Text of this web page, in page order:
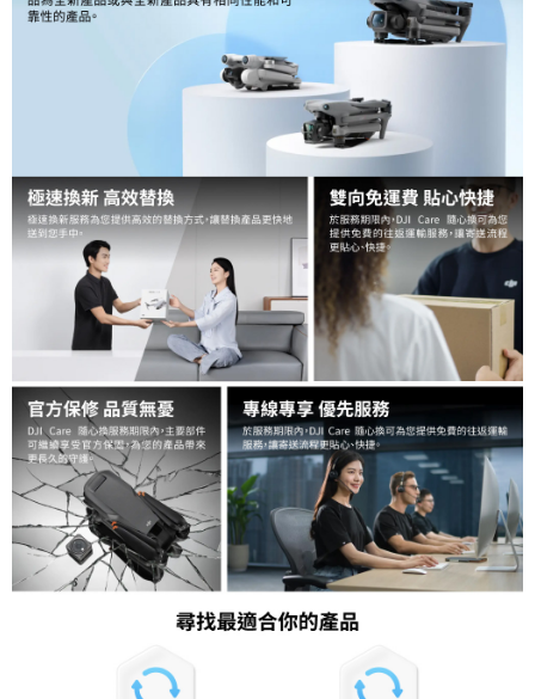
１．透過由恩沛科技股份有限公司提供之「AFTEE先享後付」服務完成之交
易，需依本服務之必要範圍內提供個人資料，並將交易相關給付款項請求債
權轉讓予恩沛科技股份有限公司。
２．關於個人資料處理事宜，請瀏覽以下網址：
３．未成年的使用者請事先徵得法定代理人或監護人之同意方可使用
「AFTEE先享後付」，若未經同意申辦者引起之損失，本公司不負相關責
任。
４．使用「AFTEE先享後付」時，將依據個別帳號之用戶狀況，依本公司即
時審查核予不同之上限額度；若仍有額度不足之情形，本公司將視審查結果
請求用戶進行身份認證。
５．嚴禁一人註冊多個帳號或使用他人資訊註冊。若發現惡意使用之情形，
恩沛科技股份有限公司將有權停止該用戶之使用額度並採取法律行動。
付款後門市自取